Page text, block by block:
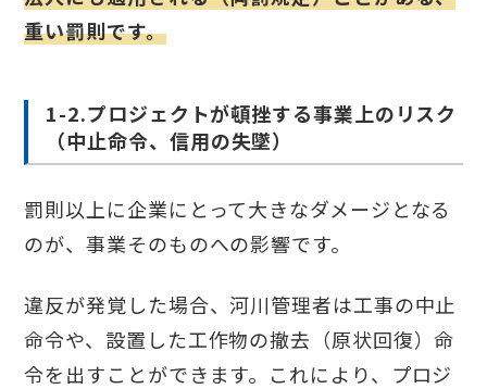
重い罰則です。
1-2.プロジェクトが頓挫する事業上のリスク
（中止命令、信用の失墜）
罰則以上に企業にとって大きなダメージとなる
のが、事業そのものへの影響です。
違反が発覚した場合、河川管理者は工事の中止
命令や、設置した工作物の撤去（原状回復）命
令を出すことができます。これにより、プロジ